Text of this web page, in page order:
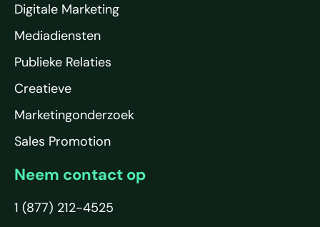
Digitale Marketing
Mediadiensten
Publieke Relaties
Creatieve
Marketingonderzoek
Sales Promotion
Neem contact op
1 (877) 212-4525